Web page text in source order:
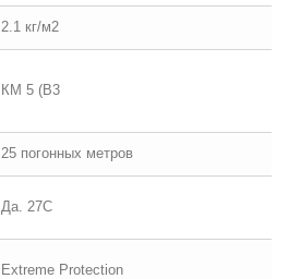
2.1 кг/м2
КМ 5 (В3
25 погонных метров
Да. 27С
Extreme Protection